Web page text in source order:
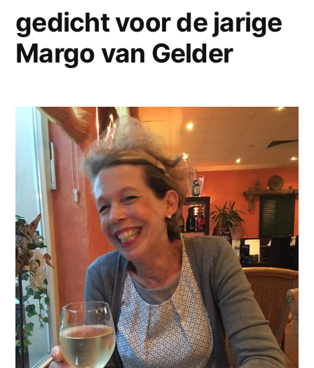
en
haar
dankwoord
gedicht voor de jarige
Margo van Gelder